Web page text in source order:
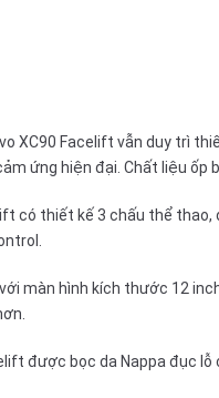
XC90 Facelift vẫn duy trì
ứng hiện đại. Chất liệu ốp
có thiết kế 3 chấu thể thao,
màn hình kích thước 12
được bọc da Nappa đục lỗ